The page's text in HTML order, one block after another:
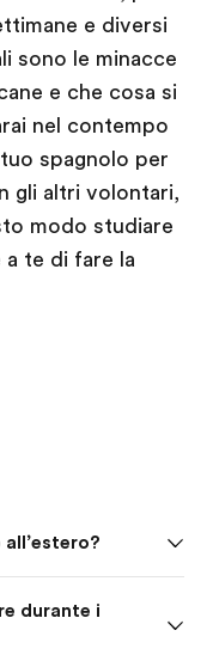
e diversi
sono le minacce
e che cosa si
nel contempo
spagnolo per
gli altri volontari,
modo studiare
te di fare la
durante i